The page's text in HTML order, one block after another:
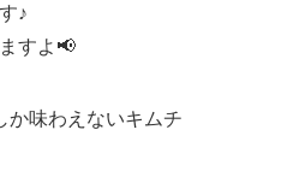
♪
すよ📢
か味わえないキムチ